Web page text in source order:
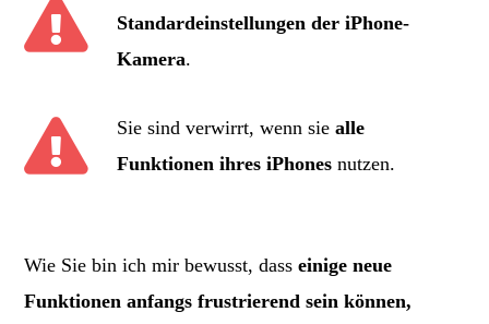
Standardeinstellungen der iPhone-
Kamera.
Sie sind verwirrt, wenn siealle
Funktionen ihres iPhones nutzen.
Wie Sie bin ich mir bewusst, dasseinige neue
Funktionen anfangs frustrierend sein können,